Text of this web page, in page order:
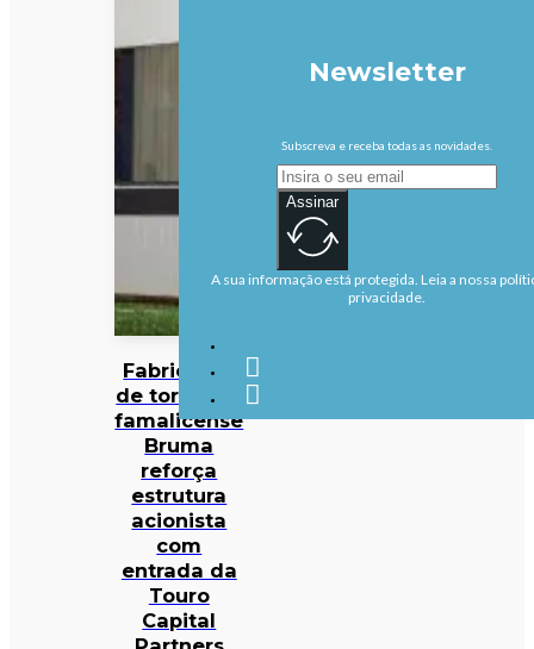
Fabricante
de torneiras
famalicense
Bruma
reforça
estrutura
acionista
com
entrada da
Touro
Capital
Newsletter
Subscreva e receba todas as novidades.
Assinar
A sua informação está protegida. Leia a nossa
privacidade.